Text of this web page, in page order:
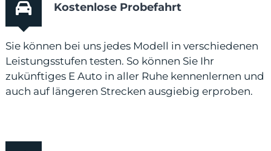
Kostenlose Probefahrt
Sie können bei uns jedes Modell in verschiedenen
Leistungsstufen testen. So können Sie Ihr
zukünftiges E Auto in aller Ruhe kennenlernen und
auch auf längeren Strecken ausgiebig erproben.